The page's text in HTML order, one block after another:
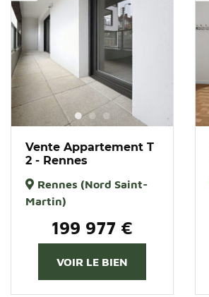
Vente Appartement T
2 - Rennes
Rennes (Nord Saint-
Martin)
199 977 €
VOIR LE BIEN